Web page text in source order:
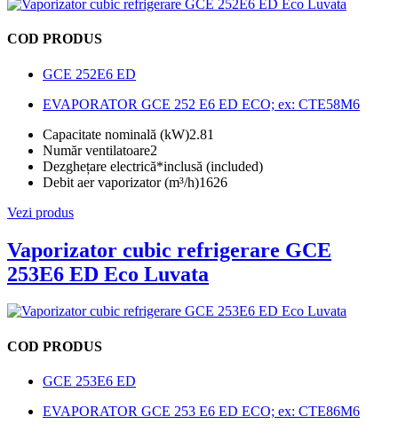
COD PRODUS
GCE 252E6 ED
EVAPORATOR GCE 252 E6 ED ECO; ex: CTE58M6
Capacitate nominală (kW)2.81
Număr ventilatoare2
Dezghețare electrică*inclusă (included)
Debit aer vaporizator (m³/h)1626
Vezi produs
Vaporizator cubic refrigerare GCE
253E6 ED Eco Luvata
COD PRODUS
GCE 253E6 ED
EVAPORATOR GCE 253 E6 ED ECO; ex: CTE86M6